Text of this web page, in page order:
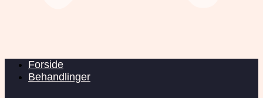
Forside
Behandlinger